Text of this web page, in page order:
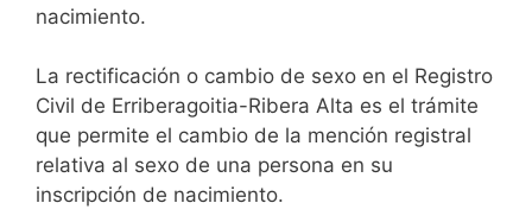
nacimiento.
La rectificación o cambio de sexo en el Registro
Civil de Erriberagoitia-Ribera Alta es el trámite
que permite el cambio de la mención registral
relativa al sexo de una persona en su
inscripción de nacimiento.